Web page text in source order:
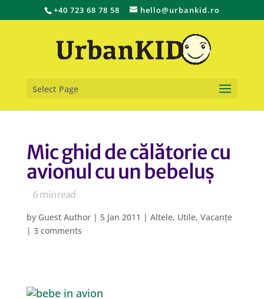
+40 723 68 78 58 hello@urbankid.ro
Select Page
Mic ghid de călătorie cu
avionul cu un bebeluș
6min read
by Guest Author| 5 Jan 2011 | Altele, Utile, Vacanțe
| 3 comments